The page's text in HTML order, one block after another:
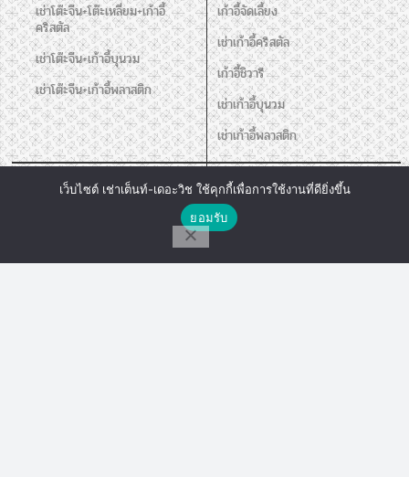
เช่าโต๊ะจีน+โต๊ะเหลี่ยม+เก้าอี้
คริสตัล
เช่าโต๊ะจีน+เก้าอี้บุนวม
เช่าโต๊ะจีน+เก้าอี้พลาสติก
เก้าอี้จัดเลี้ยง
เช่าเก้าอี้คริสตัล
เก้าอี้ชิวารี
เช่าเก้าอี้บุนวม
เช่าเก้าอี้พลาสติก
เช่าโต๊ะ
อุปกรณ์อิ่นๆ
เช่าชุดอ่างอุ่นอาหาร
Line Chat
เว็บไซต์ เช่าเต็นท์-เดอะวิช ใช้คุกกี้เพื่อการใช้งานที่ดียิ่งขึ้น
ยอมรับ